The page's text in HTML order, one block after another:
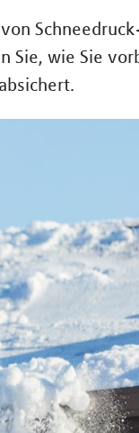
Sie, wie Sie